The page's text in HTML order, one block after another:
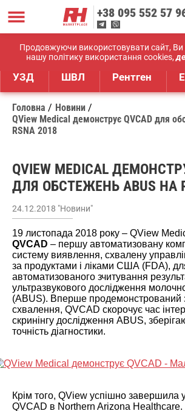
Продовжуючи використовувати сайт,
нашу політику використання cookies,
+38 095 552 57
Дистрибуція медичного
УЗД ШВЛ Рентген
Головна
Новини
QView Medical демонструє QVCAD для
RSNA 2018
QVIEW MEDICAL
ДЛЯ ОБСТЕЖЕНЬ ABUS НА
24.12.2018 "Новини"
19 листопада 2018 року – QView
QVCAD – першу автоматизовану
систему виявлення, схвалену
за продуктами і ліками США (FDA),
автоматизованого зчитування
ультразвукового дослідження
(ABUS). Вперше продемонстрований
схвалення, QVCAD скорочує час
скринінгу дослідження ABUS,
точність діагностики.
Крім того, QView успішно завершила
QVCAD в Northern Arizona